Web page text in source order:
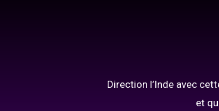
Direction l’Inde avec
et